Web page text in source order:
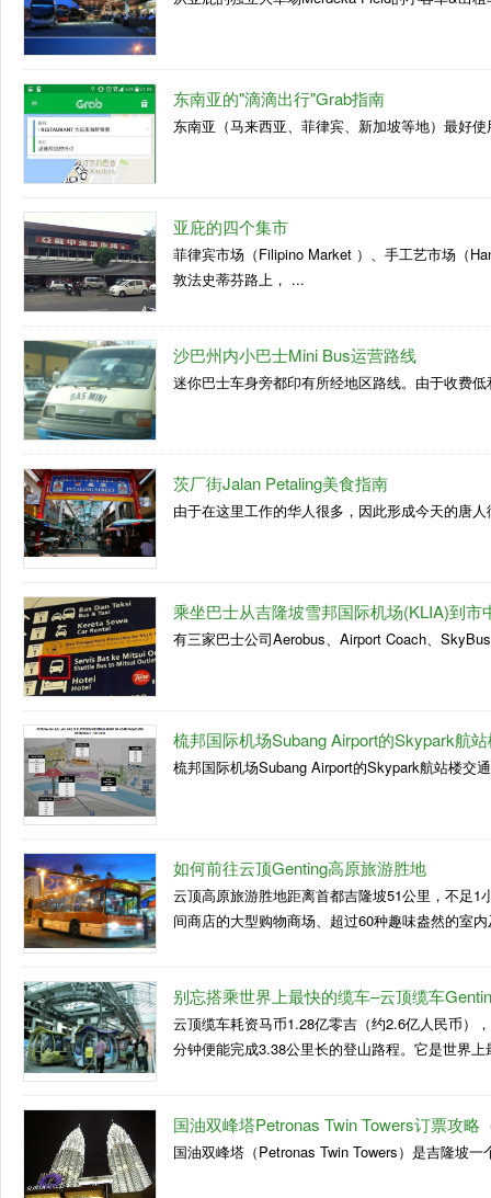
东南亚的"滴滴出行"Grab指南
东南亚（马来西亚、菲律宾、新加坡等地）最好
亚庇的四个集市
菲律宾市场（Filipino Market ）、手工艺市场（
敦法史蒂芬路上， ...
沙巴州内小巴士Mini Bus运营路线
迷你巴士车身旁都印有所经地区路线。由于收费
茨厂街Jalan Petaling美食指南
由于在这里工作的华人很多，因此形成今天的唐
乘坐巴士从吉隆坡雪邦国际机场(KLIA)到市
有三家巴士公司Aerobus、Airport Coach、
梳邦国际机场Subang Airport的Skypark航
梳邦国际机场Subang Airport的Skypark航站楼交
如何前往云顶Genting高原旅游胜地
云顶高原旅游胜地距离首都吉隆坡51公里，不足
间商店的大型购物商场、超过60种趣味盎然的室
别忘搭乘世界上最快的缆车–云顶缆车
云顶缆车耗资马币1.28亿零吉（约2.6亿人民币）
分钟便能完成3.38公里长的登山路程。它是世界
国油双峰塔Petronas Twin Towers订票攻略
国油双峰塔（Petronas Twin Towers）是吉隆坡